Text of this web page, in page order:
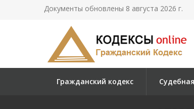
Документы обновлены 8 августа 2026 г.
Гражданский кодекс